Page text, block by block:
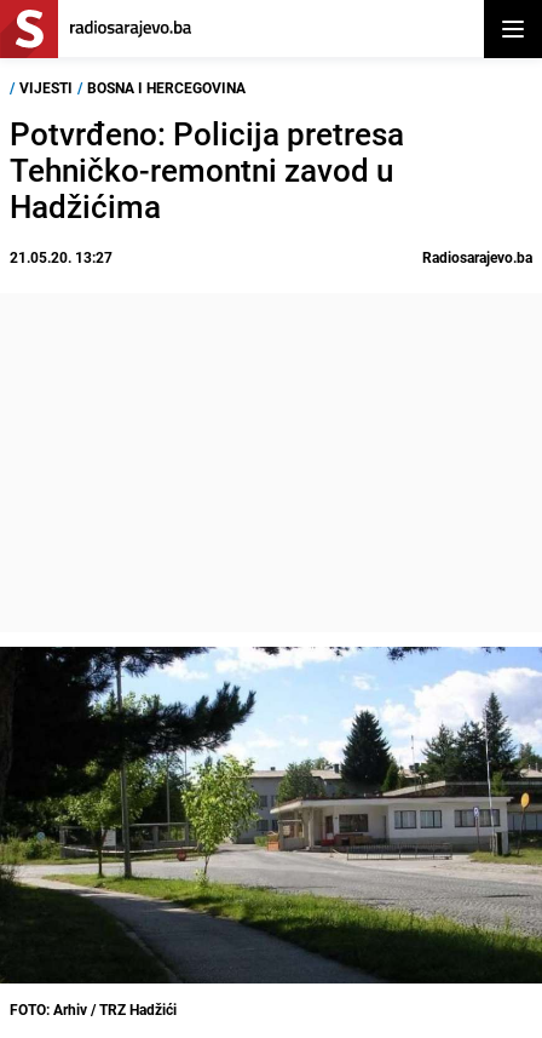
/ VIJESTI / BOSNA I HERCEGOVINA
Potvrđeno: Policija pretresa
Tehničko-remontni zavod u
Hadžićima
21.05.20. 13:27 Radiosarajevo.ba
FOTO: Arhiv / TRZ Hadžići